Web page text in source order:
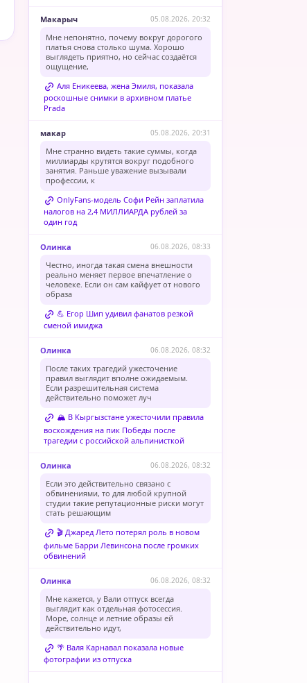
Макарыч 05.08.2026, 20:32
Мне непонятно, почему вокруг дорогого
платья снова столько шума. Хорошо
выглядеть приятно, но сейчас создаётся
ощущение,
Аля Еникеева, жена Эмиля, показала
роскошные снимки в архивном платье
Prada
макар 05.08.2026, 20:31
Мне странно видеть такие суммы, когда
миллиарды крутятся вокруг подобного
занятия. Раньше уважение вызывали
профессии, к
OnlyFans-модель Софи Рейн заплатила
налогов на 2,4 МИЛЛИАРДА рублей за
один год
Олинка 06.08.2026, 08:33
Честно, иногда такая смена внешности
реально меняет первое впечатление о
человеке. Если он сам кайфует от нового
образа
💪 Егор Шип удивил фанатов резкой
сменой имиджа
Олинка 06.08.2026, 08:32
После таких трагедий ужесточение
правил выглядит вполне ожидаемым.
Если разрешительная система
действительно поможет луч
🏔️ В Кыргызстане ужесточили правила
восхождения на пик Победы после
трагедии с российской альпинисткой
Олинка 06.08.2026, 08:32
Если это действительно связано с
обвинениями, то для любой крупной
студии такие репутационные риски могут
стать решающим
🎬 Джаред Лето потерял роль в новом
фильме Барри Левинсона после громких
обвинений
Олинка 06.08.2026, 08:32
Мне кажется, у Вали отпуск всегда
выглядит как отдельная фотосессия.
Море, солнце и летние образы ей
действительно идут,
🌴 Валя Карнавал показала новые
фотографии из отпуска